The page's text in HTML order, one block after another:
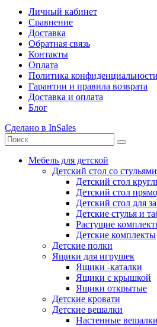
Личный кабинет
Сравнение
Доставка
Обратная связь
Контакты
Оплата
Политика конфиденциальности
Гарантии и правила возврата
Доставка и оплата
Блог
Сделано в InSales
Мебель для детской
Детский стол со стульями
Детский стол
Детский стол
Детский стол для
Детские стулья и
Растущие
Детские комплекты
Детские полки
Ящики для игрушек
Ящики -каталки
Ящики с крышкой
Ящики открытые
Детские кровати
Детские вешалки
Настенные вешалки